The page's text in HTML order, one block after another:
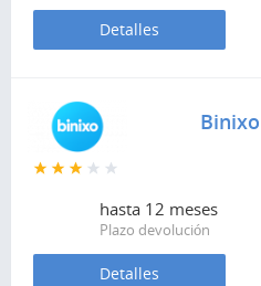
Detalles
Binixo
hasta 12 meses
Plazo devolución
Detalles